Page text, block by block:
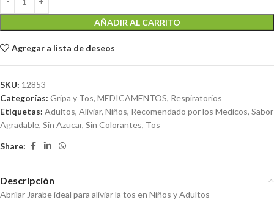
AÑADIR AL CARRITO
Agregar a lista de deseos
SKU: 12853
Categorías: Gripa y Tos, MEDICAMENTOS, Respiratorios
Etiquetas: Adultos, Aliviar, Niños, Recomendado por los Medicos, Sabor
Agradable, Sin Azucar, Sin Colorantes, Tos
Share:
Descripción
Abrilar Jarabe ideal para aliviar la tos en Niños y Adultos